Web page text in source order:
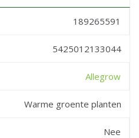
189265591
5425012133044
Allegrow
Warme groente planten
Nee